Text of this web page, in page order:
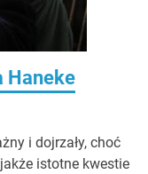
Haneke
i dojrzały, choć
istotne kwestie